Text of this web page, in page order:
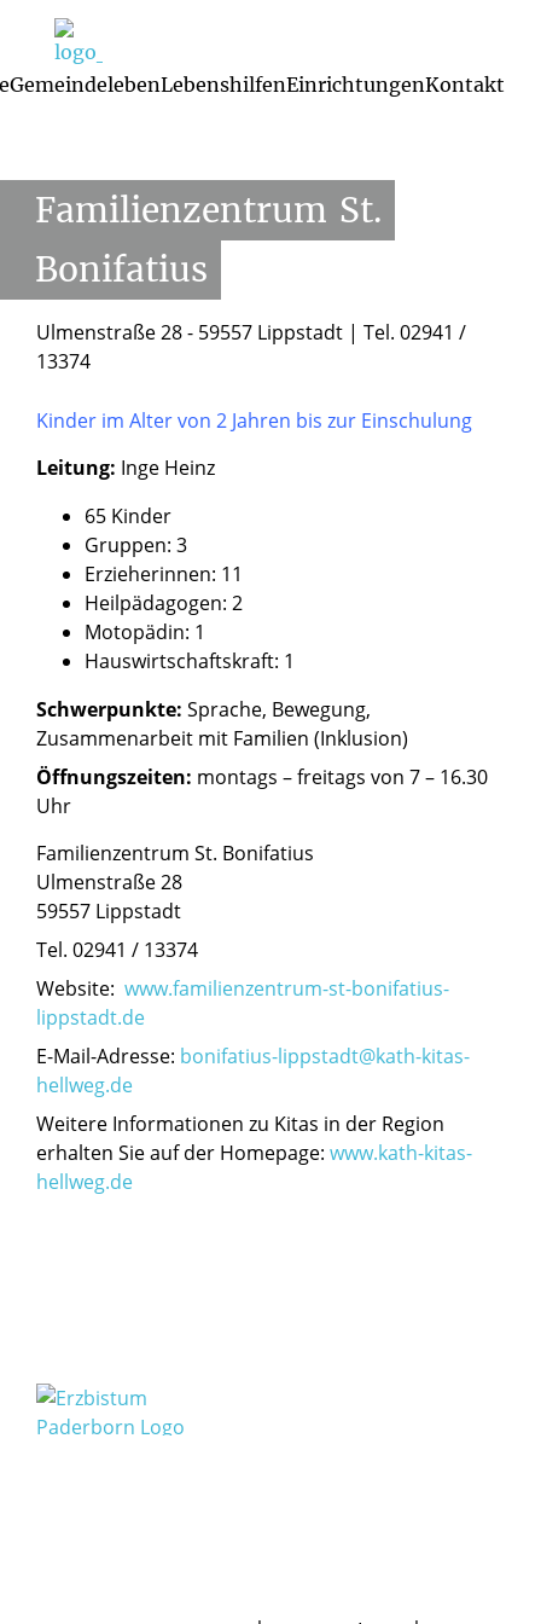
GemeindelebenLebenshilfenEinrichtungenKontakt
Startseite/Einrichtungen/Familienzentren und
Familienzentrum St.
Bonifatius
Ulmenstraße 28 - 59557 Lippstadt | Tel. 02941 /
13374
Kinder im Alter von 2 Jahren bis zur Einschulung
Leitung: Inge Heinz
65 Kinder
Gruppen: 3
Erzieherinnen: 11
Heilpädagogen: 2
Motopädin: 1
Hauswirtschaftskraft: 1
Schwerpunkte: Sprache, Bewegung,
Zusammenarbeit mit Familien (Inklusion)
Öffnungszeiten: montags – freitags von 7 – 16.30
Uhr
Familienzentrum St. Bonifatius
Ulmenstraße 28
59557 Lippstadt
Tel. 02941 / 13374
Website: www.familienzentrum-st-bonifatius-
lippstadt.de
E-Mail-Adresse: bonifatius-lippstadt@kath-kitas-
hellweg.de
Weitere Informationen zu Kitas in der Region
erhalten Sie auf der Homepage: www.kath-kitas-
hellweg.de